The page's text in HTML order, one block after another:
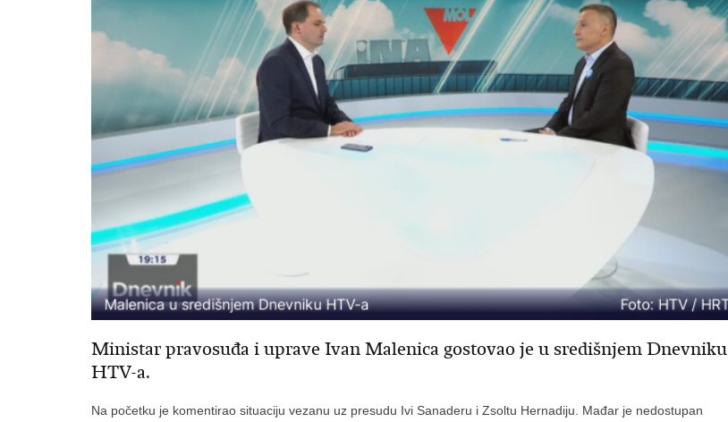
Ministar pravosuđa i uprave Ivan Malenica gostovao je u središnjem Dnevniku
HTV-a.
Na početku je komentirao situaciju vezanu uz presudu Ivi Sanaderu i Zsoltu Hernadiju. Mađar je nedostupan